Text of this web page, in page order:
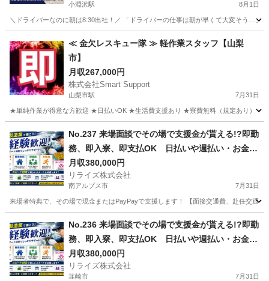
小淵沢駅 8月1日
＼ドライバーなのに朝は8:30出社！／ 「ドライバーの仕事は朝が早くて大変そう…」
小淵沢駅
≪ 金欠レスキュー隊 ≫ 軽作業スタッフ【山梨
市】
月収267,000円
株式会社Smart Support
山梨市駅 7月31日
★単純作業が得意な方歓迎 ★日払いOK ★生活費支援あり ★寮費無料（規定あり） ★
その他 単純作業
No.237 来場面談でその場で支援金が貰える!?即勤
務、即入寮、即支払OK 日払いや週払い・お金住
む場所に困ってる方必見の案件です！簡単な電子
部品の製造・加工のお仕事♪
月収380,000円
リライズ株式会社
南アルプス市 7月31日
来場者特典で、その場で現金またはPayPayで支援します！ 【面接交通費、赴任交通
その他
No.236 来場面談でその場で支援金が貰える!?即勤
務、即入寮、即支払OK 日払いや週払い・お金住
む場所に困ってる方必見の案件です！簡単な電子
部品の製造・加工のお仕事♪
月収380,000円
リライズ株式会社
韮崎市 7月31日